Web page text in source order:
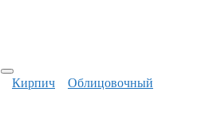
Кирпич
Облицовочный